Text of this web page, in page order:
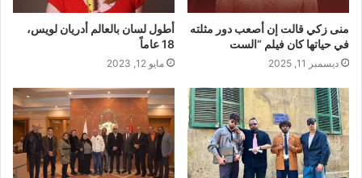
منى زكي قالت إن أصعب دور مثلته
في حياتها كان فيلم “الست
ديسمبر 11, 2025
أطول لسان بالعالم أدريان لويس،
18 عاماً
مايو 12, 2023